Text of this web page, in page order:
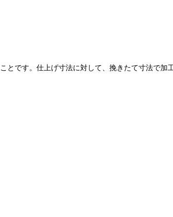
とです。仕上げ寸法に対して、挽きたて寸法で加